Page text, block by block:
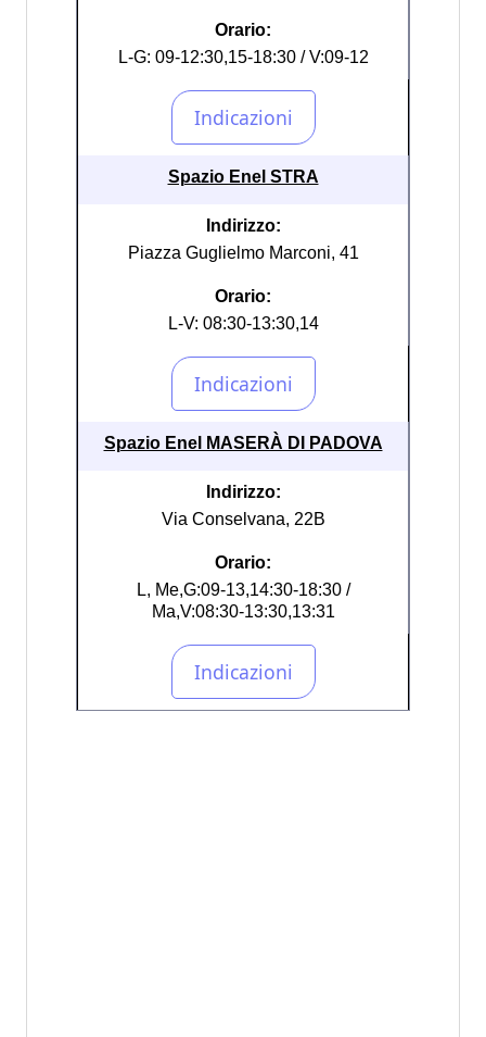
Orario:
L-G: 09-12:30,15-18:30 / V:09-12
Spazio Enel STRA
Indirizzo:
Piazza Guglielmo Marconi, 41
Orario:
L-V: 08:30-13:30,14
Spazio Enel MASERÀ DI PADOVA
Indirizzo:
Via Conselvana, 22B
Orario:
L, Me,G:09-13,14:30-18:30 /
Ma,V:08:30-13:30,13:31